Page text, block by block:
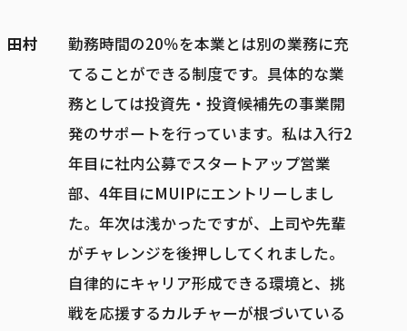
田村
勤務時間の20％を本業とは別の業務に充
てることができる制度です。具体的な業
務としては投資先・投資候補先の事業開
発のサポートを行っています。私は入行2
年目に社内公募でスタートアップ営業
部、4年目にMUIPにエントリーしまし
た。年次は浅かったですが、上司や先輩
がチャレンジを後押ししてくれました。
自律的にキャリア形成できる環境と、挑
戦を応援するカルチャーが根づいている